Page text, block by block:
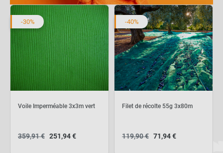
-30%
Voile Imperméable 3x3m vert
359,91 € 251,94 €
-40%
Filet de récolte 55g 3x80m
119,90 € 71,94 €